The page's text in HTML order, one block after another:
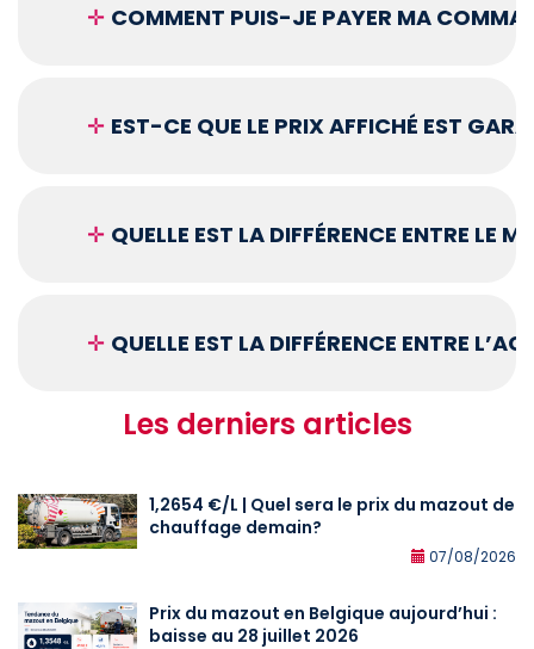
✛ COMMENT PUIS-JE PAYER MA
✛ EST-CE QUE LE PRIX AFFICHÉ EST
✛ QUELLE EST LA DIFFÉRENCE ENTRE LE
✛ QUELLE EST LA DIFFÉRENCE ENTRE
Les derniers articles
1,2654 €/L | Quel sera le prix du mazout de
chauffage demain?
07/08/2026
Prix du mazout en Belgique aujourd’hui :
baisse au 28 juillet 2026